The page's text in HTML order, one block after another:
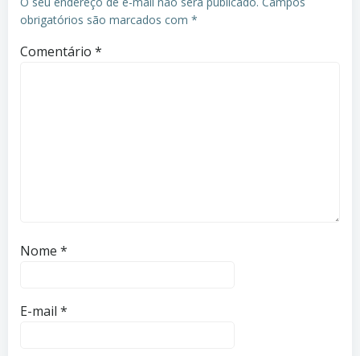
obrigatórios são marcados com *
Comentário *
Nome *
E-mail *